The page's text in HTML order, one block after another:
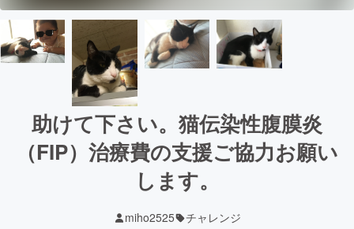
助けて下さい。猫伝染性腹膜炎
（FIP）治療費の支援ご協力お願い
します。
miho2525 チャレンジ